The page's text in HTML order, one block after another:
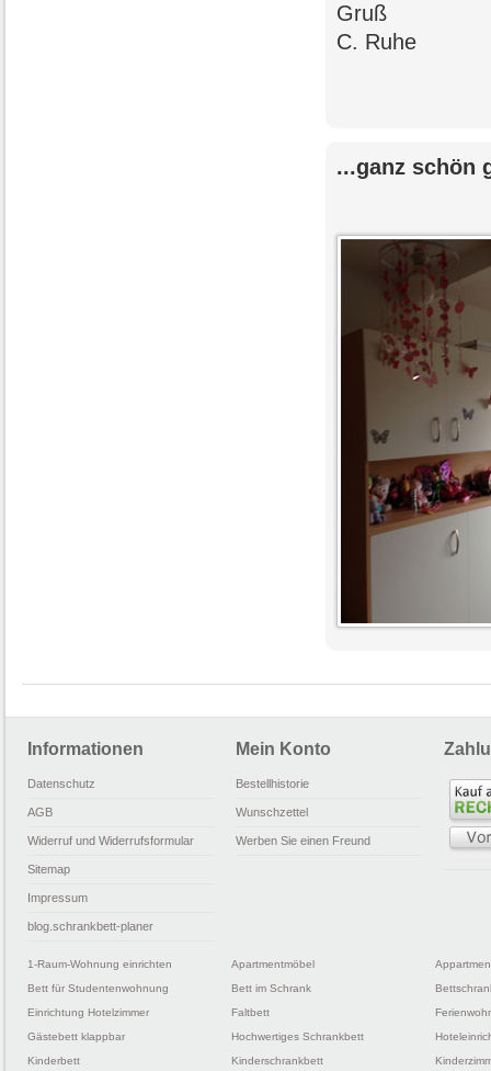
Gruß
C. Ruhe
...ganz schön
Informationen
Datenschutz
AGB
Widerruf und Widerrufsformular
Sitemap
Impressum
blog.schrankbett-planer
Mein Konto
Bestellhistorie
Wunschzettel
Werben Sie einen Freund
1-Raum-Wohnung einrichten Apartmentmöbel
Bett für Studentenwohnung
Bett im Schrank
Einrichtung Hotelzimmer
Faltbett
Gästebett klappbar
Hochwertiges Schrankbett
Kinderbett
Kinderschrankbett